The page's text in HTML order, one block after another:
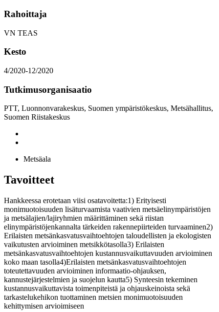
Rahoittaja
VN TEAS
Kesto
4/2020-12/2020
Tutkimusorganisaatio
PTT, Luonnonvarakeskus, Suomen ympäristökeskus, Metsähallitus,
Suomen Riistakeskus
Metsäala
Tavoitteet
Hankkeessa erotetaan viisi osatavoitetta:1) Erityisesti
monimuotoisuuden lisäturvaamista vaativien metsäelinympäristöjen
ja metsälajien/lajiryhmien määrittäminen sekä riistan
elinympäristöjenkannalta tärkeiden rakennepiirteiden turvaaminen2)
Erilaisten metsänkasvatusvaihtoehtojen taloudellisten ja ekologisten
vaikutusten arvioiminen metsikkötasolla3) Erilaisten
metsänkasvatusvaihtoehtojen kustannusvaikuttavuuden arvioiminen
koko maan tasolla4)Erilaisten metsänkasvatusvaihtoehtojen
toteutettavuuden arvioiminen informaatio-ohjauksen,
kannustejärjestelmien ja suojelun kautta5) Synteesin tekeminen
kustannusvaikuttavista toimenpiteistä ja ohjauskeinoista sekä
tarkastelukehikon tuottaminen metsien monimuotoisuuden
kehittymisen arvioimiseen